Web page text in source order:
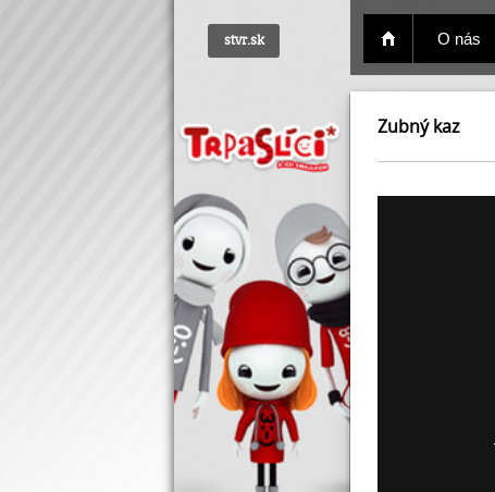
stvr.sk O nás
Zubný kaz